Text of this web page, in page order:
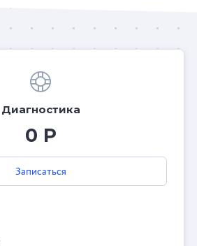
Диагностика
0 Р
Записаться